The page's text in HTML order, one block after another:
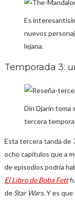
Es
nuevos
lejana.
Temporada 3:
Din Djarin toma
tercera
Esta tercera tanda de
ocho capítulos que a
de episodios podría
El Libro de Boba Fett
deStar Wars.Y es que